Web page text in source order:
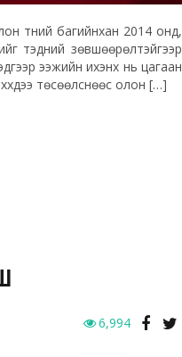
түүний багийнхан 2014 онд,
тэдний зөвшөөрөлтэйгээр
ээжийн ихэнх нь цагаан
төсөөлснөөс олон […]
6,994